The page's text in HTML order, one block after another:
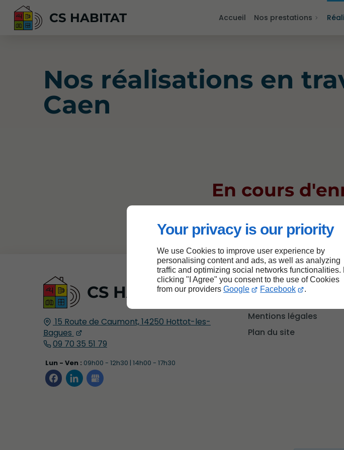
Your privacy is our priority
We use Cookies to improve user experience by
personalising content and ads, as well as analyzing
traffic and optimizing social networks functionalities.
clicking "I Agree" you consent to the use of Cookies
from our providers Google Facebook .
CS HABITAT Accueil Nos prestations
Nos réalisations en
Caen
En cours
CS HABITAT
15 Route de Caumont,14250 Hottot-les-
Bagues
09 70 35 51 79
Lun - Ven : 09h00 - 12h30 | 14h00 - 17h30
Accueil
Mentions légales
Plan du site